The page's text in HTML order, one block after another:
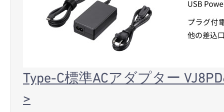
Type-C標準ACアダプター
>